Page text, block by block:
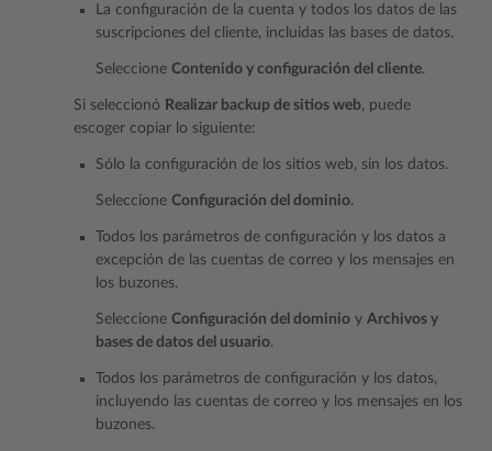
La configuración de la cuenta y todos los datos de las
suscripciones del cliente, incluidas las bases de datos.
Seleccione Contenido y configuración del cliente.
Si seleccionó Realizar backup de sitios web, puede
escoger copiar lo siguiente:
Sólo la configuración de los sitios web, sin los datos.
Seleccione Configuración del dominio.
Todos los parámetros de configuración y los datos a
excepción de las cuentas de correo y los mensajes en
los buzones.
Seleccione Configuración del dominio y Archivos y
bases de datos del usuario.
Todos los parámetros de configuración y los datos,
incluyendo las cuentas de correo y los mensajes en los
buzones.